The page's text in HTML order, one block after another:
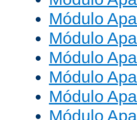
Módulo
Módulo
Módulo
Módulo
Módulo
Módulo